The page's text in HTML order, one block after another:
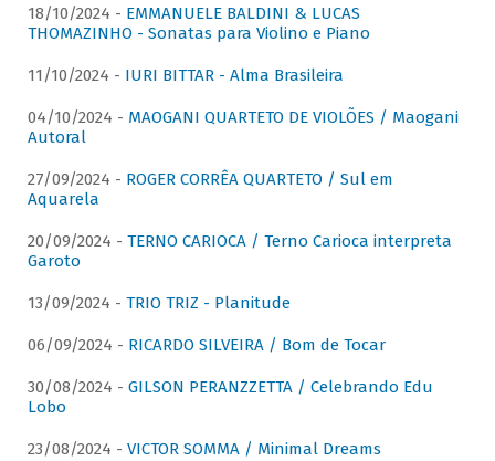
18/10/2024 - EMMANUELE BALDINI & LUCAS
THOMAZINHO - Sonatas para Violino e Piano
11/10/2024 - IURI BITTAR - Alma Brasileira
04/10/2024 - MAOGANI QUARTETO DE VIOLÕES / Maogani
Autoral
27/09/2024 - ROGER CORRÊA QUARTETO / Sul em
Aquarela
20/09/2024 - TERNO CARIOCA / Terno Carioca interpreta
Garoto
13/09/2024 - TRIO TRIZ - Planitude
06/09/2024 - RICARDO SILVEIRA / Bom de Tocar
30/08/2024 - GILSON PERANZZETTA / Celebrando Edu
Lobo
23/08/2024 - VICTOR SOMMA / Minimal Dreams